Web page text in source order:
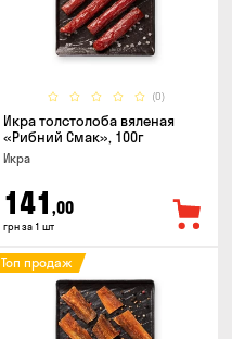
(0)
Икра толстолоба вяленая
«Рибний Смак», 100г
Икра
141 ,00
грн за 1 шт
Топ продаж